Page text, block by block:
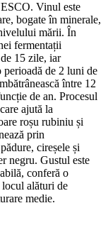
Vinul este
bogate în minerale,
mării. În
fermentații
15 zile, iar
perioadă de 2 luni de
între 12
de an. Procesul
ajută la
roșu rubiniu și
prin
cireșele și
negru. Gustul este
conferă o
locul alături de
medie.